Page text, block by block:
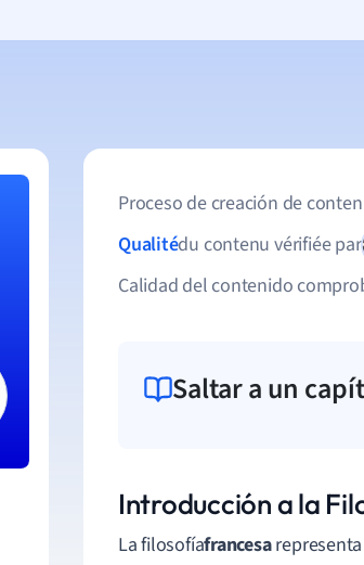
Proceso de creación de
Qualitédu contenu vérifiée par
Calidad del contenido
Saltar a un
Introducción a la
La filosofíafrancesarepresenta